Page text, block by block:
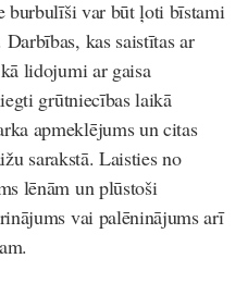
burbulīši var būt ļoti bīstami
kas saistītas ar
lidojumi ar gaisa
grūtniecības laikā
apmeklējums un citas
sarakstā. Laisties no
lēnām un plūstoši
vai palēninājums arī